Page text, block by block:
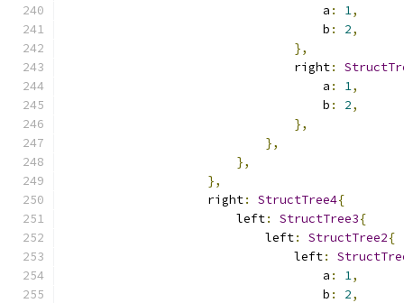
                                    a
: 1,
                                    b
: 2,
},
                                right
:
                                    a
: 1,
                                    b
: 2,
},
},
},
},
                    right
: StructTree4{
                        left
: StructTree3{
                            left
: StructTree2{
                                left
:
                                    a
: 1,
                                    b
: 2,